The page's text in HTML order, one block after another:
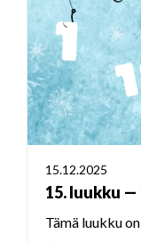
15.12.2025
15. luukku
Tämä luukku